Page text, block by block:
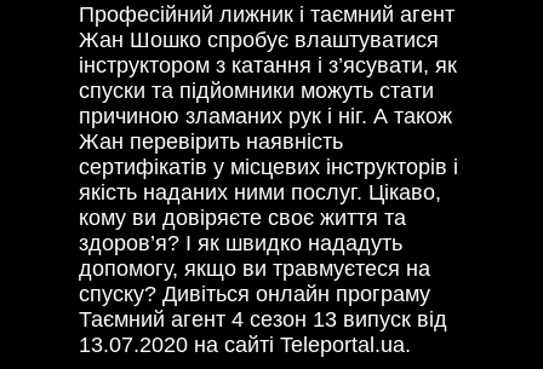
Професійний лижник і таємний агент
Жан Шошко спробує влаштуватися
інструктором з катання і з’ясувати, як
спуски та підйомники можуть стати
причиною зламаних рук і ніг. А також
Жан перевірить наявність
сертифікатів у місцевих інструкторів і
якість наданих ними послуг. Цікаво,
кому ви довіряєте своє життя та
здоров’я? І як швидко нададуть
допомогу, якщо ви травмуєтеся на
спуску? Дивіться онлайн програму
Таємний агент 4 сезон 13 випуск від
13.07.2020 на сайті Teleportal.ua.